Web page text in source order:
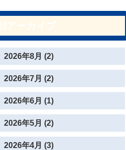
2026年8月 (2)
2026年7月 (2)
2026年6月 (1)
2026年5月 (2)
2026年4月 (3)